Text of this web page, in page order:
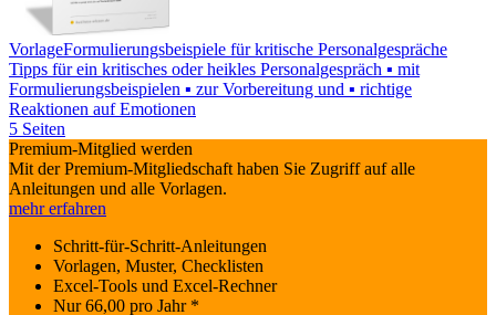
VorlageFormulierungsbeispiele für kritische Personalgespräche
Tipps für ein kritisches oder heikles Personalgespräch ▪ mit
Formulierungsbeispielen ▪ zur Vorbereitung und ▪ richtige
Reaktionen auf Emotionen
5 Seiten
Premium-Mitglied werden
Mit der Premium-Mitgliedschaft haben Sie Zugriff auf alle
Anleitungen und alle Vorlagen.
mehr erfahren
Schritt-für-Schritt-Anleitungen
Vorlagen, Muster, Checklisten
Excel-Tools und Excel-Rechner
Nur66,00 pro Jahr *